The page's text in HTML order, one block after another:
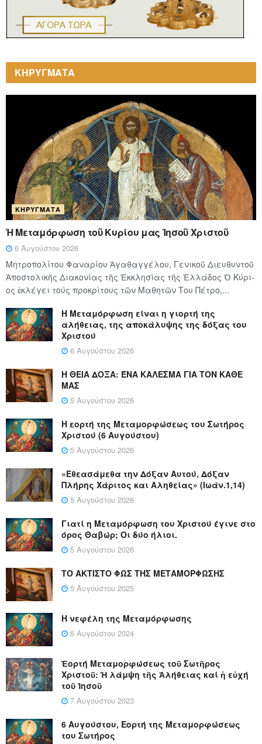
ΚΗΡΥΓΜΑΤΑ
ΚΗΡΎΓΜΑΤΑ
Ἡ Μεταμόρφωση τοῦ Κυρίου μας Ἰησοῦ Χριστοῦ
6 Αυγούστου 2026
Μητροπολίτου Φαναρίου Ἀγαθαγγέλου, Γενικοῦ Διευθυντοῦ
Ἀποστολικῆς Διακονίας τῆς Ἐκκλησίας τῆς Ἑλλάδος Ὁ Κύ­ρι­
ος ἐκλέγει τούς προ­κρί­τους τῶν Μα­θη­τῶν Του Πέ­τρο,...
Η Μεταμόρφωση είναι η γιορτή της
αλήθειας, της αποκάλυψης της δόξας του
Χριστού
6 Αυγούστου 2026
Η ΘΕΙΑ ΔΟΞΑ: ΈΝΑ ΚΑΛΕΣΜΑ ΓΙΑ ΤΟΝ ΚΑΘΕ
ΜΑΣ
5 Αυγούστου 2026
Η εορτή της Μεταμορφώσεως του Σωτήρος
Χριστού (6 Αυγούστου)
5 Αυγούστου 2026
«Εθεασάμεθα την Δόξαν Αυτού, Δόξαν
Πλήρης Χάριτος και Αληθείας» (Ιωάν.1,14)
5 Αυγούστου 2026
Γιατί η Μεταμόρφωση του Χριστού έγινε στο
όρος Θαβώρ; Οι δύο ήλιοι.
5 Αυγούστου 2026
ΤΟ ΑΚΤΙΣΤΟ ΦΩΣ ΤΗΣ ΜΕΤΑΜΟΡΦΩΣΗΣ
5 Αυγούστου 2025
Η νεφέλη της Μεταμόρφωσης
6 Αυγούστου 2024
Ἑορτή Μεταμορφώσεως τοῦ Σωτῆρος
Χριστοῦ: Ἡ λάμψη τῆς Ἀλήθειας καί ἡ εὐχή
τοῦ Ἰησοῦ
7 Αυγούστου 2023
6 Αυγούστου, Εορτή της Μεταμορφώσεως
του Σωτήρος